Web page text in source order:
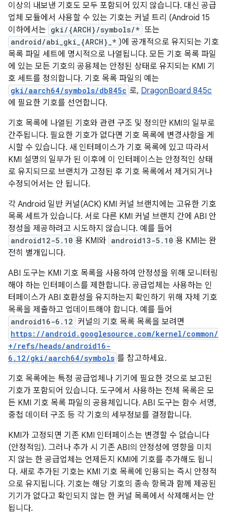
이상의 내보낸 기호도 모두 포함되어 있지 않습니다. 대신 공급
업체 모듈에서 사용할 수 있는 기호는 커널 트리 (Android 15
이하에서는 gki/{ARCH}/symbols/* 또는
android/abi_gki_{ARCH}_* )에 공개적으로 유지되는 기호
목록 파일 세트에 명시적으로 나열됩니다. 모든 기호 목록 파일
에 있는 모든 기호의 공용체는 안정된 상태로 유지되는 KMI 기
호 세트를 정의합니다. 기호 목록 파일의 예는
gki/aarch64/symbols/db845c 로, DragonBoard 845c
에 필요한 기호를 선언합니다.
기호 목록에 나열된 기호와 관련 구조 및 정의만 KMI의 일부로
간주됩니다. 필요한 기호가 없다면 기호 목록에 변경사항을 게
시할 수 있습니다. 새 인터페이스가 기호 목록에 있고 따라서
KMI 설명의 일부가 된 이후에 이 인터페이스는 안정적인 상태
로 유지되므로 브랜치가 고정된 후 기호 목록에서 제거되거나
수정되어서는 안 됩니다.
각 Android 일반 커널(ACK) KMI 커널 브랜치에는 고유한 기호
목록 세트가 있습니다. 서로 다른 KMI 커널 브랜치 간에 ABI 안
정성을 제공하려고 시도하지 않습니다. 예를 들어
android12-5.10 용 KMI와 android13-5.10 용 KMI는 완
전히 별개입니다.
ABI 도구는 KMI 기호 목록을 사용하여 안정성을 위해 모니터링
해야 하는 인터페이스를 제한합니다. 공급업체는 사용하는 인
터페이스가 ABI 호환성을 유지하는지 확인하기 위해 자체 기호
목록을 제출하고 업데이트해야 합니다. 예를 들어
android16-6.12 커널의 기호 목록 목록을 보려면
https://android.googlesource.com/kernel/common/
+/refs/heads/android16-
6.12/gki/aarch64/symbols 를 참고하세요.
기호 목록에는 특정 공급업체나 기기에 필요한 것으로 보고된
기호가 포함되어 있습니다. 도구에서 사용하는 전체 목록은 모
든 KMI 기호 목록 파일의 공용체입니다. ABI 도구는 함수 서명,
중첩 데이터 구조 등 각 기호의 세부정보를 결정합니다.
KMI가 고정되면 기존 KMI 인터페이스는 변경할 수 없습니다
(안정적임). 그러나 추가 시 기존 ABI의 안정성에 영향을 미치
지 않는 한 공급업체는 언제든지 KMI에 기호를 추가해도 됩니
다. 새로 추가된 기호는 KMI 기호 목록에 인용되는 즉시 안정적
으로 유지됩니다. 기호는 해당 기호의 종속 항목과 함께 제공된
기기가 없다고 확인되지 않는 한 커널 목록에서 삭제해서는 안
됩니다.